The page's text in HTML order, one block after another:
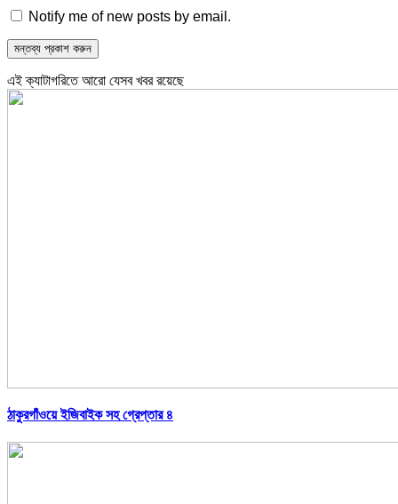
Notify me of new posts by email.
এই ক্যাটাগরিতে আরো যেসব খবর রয়েছে
ঠাকুরগাঁওয়ে ইজিবাইক সহ গ্রেপ্তার ৪